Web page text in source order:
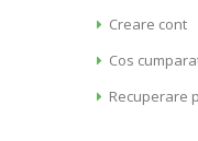
Creare cont
Cos
Recuperare